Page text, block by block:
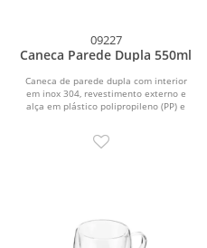
09227
Caneca Parede Dupla 550ml
Caneca de parede dupla com interior
em inox 304, revestimento externo e
alça em plástico polipropileno (PP) e